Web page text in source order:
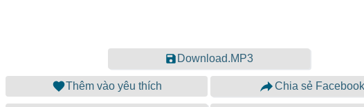
Download.MP3
Thêm vào yêu thích Chia sẻ Facebook